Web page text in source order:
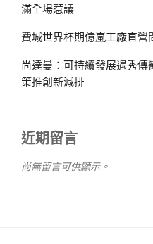
滿全場惹議
費城世界杯期億嵐工廠直
尚達曼：可持續發展遇秀
策推創新減排
近期留言
尚無留言可供顯示。